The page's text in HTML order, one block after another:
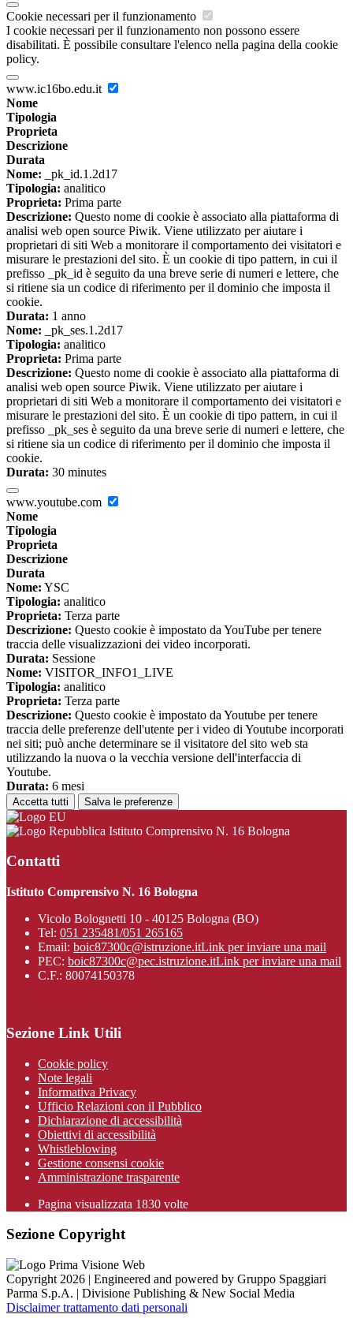
Cookie necessari per il funzionamento
I cookie necessari per il funzionamento non possono essere
disabilitati. È possibile consultare l'elenco nella pagina della cookie
policy.
www.ic16bo.edu.it
Nome
Tipologia
Proprieta
Descrizione
Durata
Nome: _pk_id.1.2d17
Tipologia: analitico
Proprieta: Prima parte
Descrizione: Questo nome di cookie è associato alla piattaforma di
analisi web open source Piwik. Viene utilizzato per aiutare i
proprietari di siti Web a monitorare il comportamento dei visitatori e
misurare le prestazioni del sito. È un cookie di tipo pattern, in cui il
prefisso _pk_id è seguito da una breve serie di numeri e lettere, che
si ritiene sia un codice di riferimento per il dominio che imposta il
cookie.
Durata: 1 anno
Nome: _pk_ses.1.2d17
Tipologia: analitico
Proprieta: Prima parte
Descrizione: Questo nome di cookie è associato alla piattaforma di
analisi web open source Piwik. Viene utilizzato per aiutare i
proprietari di siti Web a monitorare il comportamento dei visitatori e
misurare le prestazioni del sito. È un cookie di tipo pattern, in cui il
prefisso _pk_ses è seguito da una breve serie di numeri e lettere, che
si ritiene sia un codice di riferimento per il dominio che imposta il
cookie.
Durata: 30 minutes
www.youtube.com
Nome
Tipologia
Proprieta
Descrizione
Durata
Nome: YSC
Tipologia: analitico
Proprieta: Terza parte
Descrizione: Questo cookie è impostato da YouTube per tenere
traccia delle visualizzazioni dei video incorporati.
Durata: Sessione
Nome: VISITOR_INFO1_LIVE
Tipologia: analitico
Proprieta: Terza parte
Descrizione: Questo cookie è impostato da Youtube per tenere
traccia delle preferenze dell'utente per i video di Youtube incorporati
nei siti; può anche determinare se il visitatore del sito web sta
utilizzando la nuova o la vecchia versione dell'interfaccia di
Youtube.
Durata: 6 mesi
Accetta tutti Salva le preferenze
Istituto Comprensivo N. 16 Bologna
Contatti
Istituto Comprensivo N. 16 Bologna
Vicolo Bolognetti 10 - 40125 Bologna (BO)
Tel: 051 235481/051 265165
Email: boic87300c@istruzione.itLink per inviare una mail
PEC: boic87300c@pec.istruzione.itLink per inviare una mail
C.F.: 80074150378
Sezione Link Utili
Cookie policy
Note legali
Informativa Privacy
Ufficio Relazioni con il Pubblico
Dichiarazione di accessibilità
Obiettivi di accessibilità
Whistleblowing
Gestione consensi cookie
Amministrazione trasparente
Pagina visualizzata 1830 volte
Sezione Copyright
Copyright 2026 | Engineered and powered by Gruppo Spaggiari
Parma S.p.A. | Divisione Publishing & New Social Media
Disclaimer trattamento dati personali